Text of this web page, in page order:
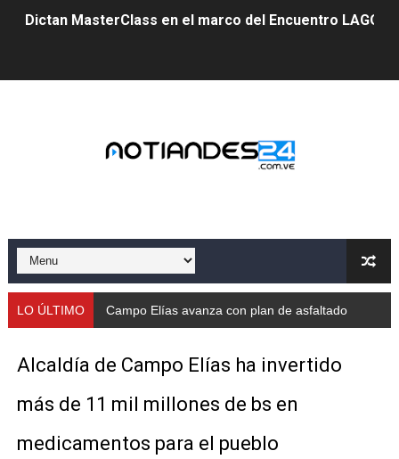
Dictan MasterClass en el marco del Encuentro LAGO
Gobernador Arnaldo Sánchez apadrina a más de 993
Mérida fortalece su reserva deportiva de cara a
Gobernación de Mérida instalará mesa de trabajo con
Fundecem ofrece taller de bordado en punto de cruz
LO ÚLTIMO Campo Elías avanza con plan de asfaltado
Alcaldía de Campo Elías ha invertido
más de 11 mil millones de bs en
medicamentos para el pueblo